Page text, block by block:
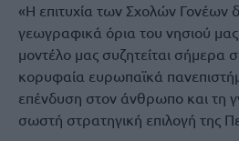
«Η επιτυχία των Σχολών Γονέων
γεωγραφικά όρια του νησιού
μοντέλο μας συζητείται σήμερα
κορυφαία ευρωπαϊκά
επένδυση στον άνθρωπο και τη
σωστή στρατηγική επιλογή της